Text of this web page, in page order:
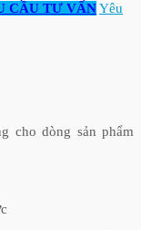
CẦU TƯ VẤNYêu
cho dòng sản phẩm